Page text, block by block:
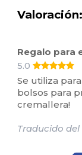
Valoración:
Regalo para
5.0
Se utiliza
bolsos para
cremallera!
Traducido del